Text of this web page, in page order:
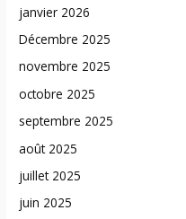
janvier 2026
Décembre 2025
novembre 2025
octobre 2025
septembre 2025
août 2025
juillet 2025
juin 2025